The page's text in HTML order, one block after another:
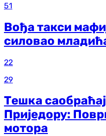
51
Вођа такси
силовао
22
29
Тешка
Приједору:
мотора